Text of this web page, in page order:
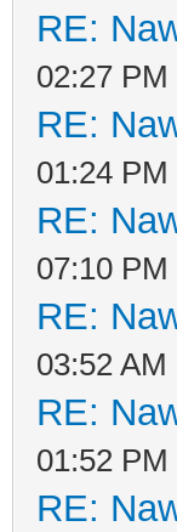
RE:
02:27 PM
RE:
01:24 PM
RE:
07:10 PM
RE:
03:52 AM
RE:
01:52 PM
RE: